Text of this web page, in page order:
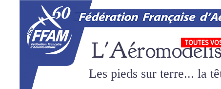
TOUTES
Les pieds sur terre... la